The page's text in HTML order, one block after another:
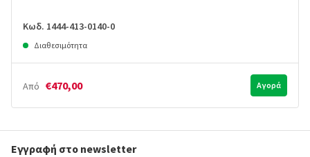
Κωδ. 1444-413-0140-0
Διαθεσιμότητα
Από €470,00 Αγορά
Εγγραφή στο newsletter